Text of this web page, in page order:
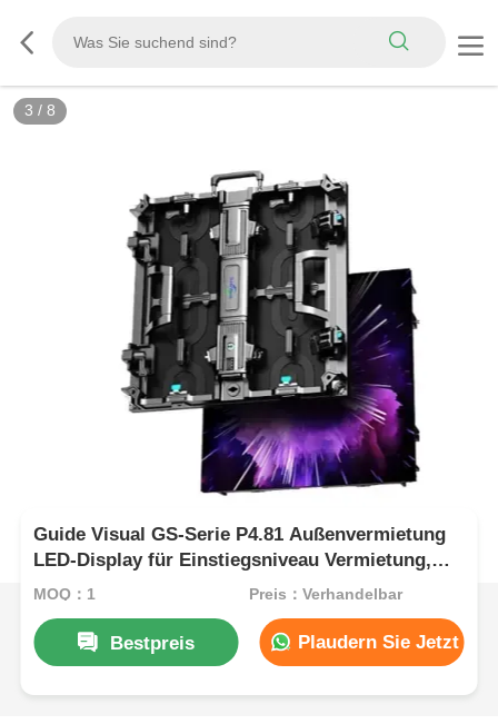
3 / 8
Guide Visual GS-Serie P4.81 Außenvermietung
LED-Display für Einstiegsniveau Vermietung,
5000nit IP65 7680Hz CE
MOQ：1 Preis：Verhandelbar
Bestpreis Plaudern Sie Jetzt